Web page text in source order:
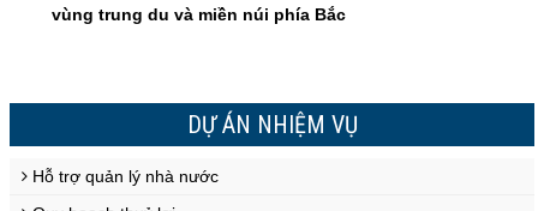
vùng trung du và miền núi phía Bắc
DỰ ÁN NHIỆM VỤ
Hỗ trợ quản lý nhà nước